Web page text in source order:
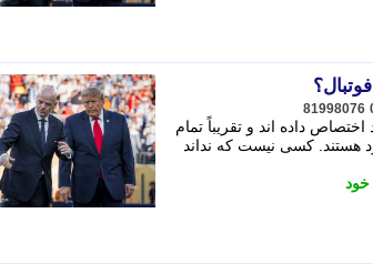
81998076
داده اند و تقریباً تمام
هستند. کسی نیست که نداند
خود